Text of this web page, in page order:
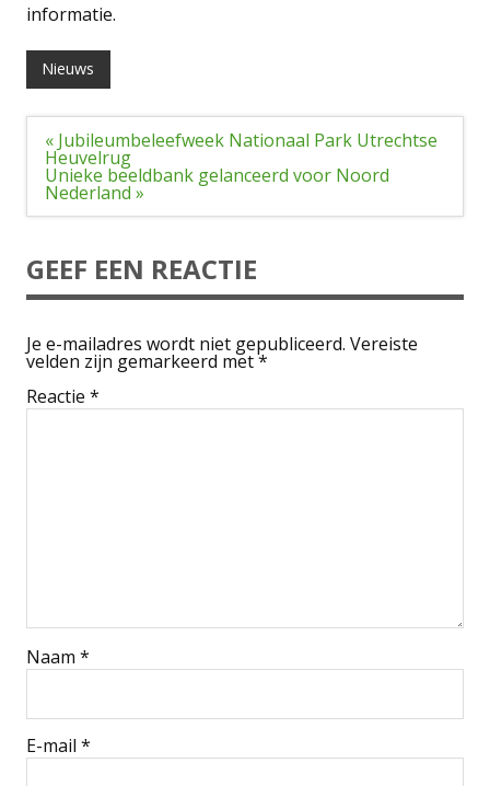
informatie.
Nieuws
Bericht
navigatie
« Jubileumbeleefweek Nationaal Park Utrechtse
Heuvelrug
Unieke beeldbank gelanceerd voor Noord
Nederland »
GEEF EEN REACTIE
Je e-mailadres wordt niet gepubliceerd. Vereiste
velden zijn gemarkeerd met*
Reactie *
Naam *
E-mail *